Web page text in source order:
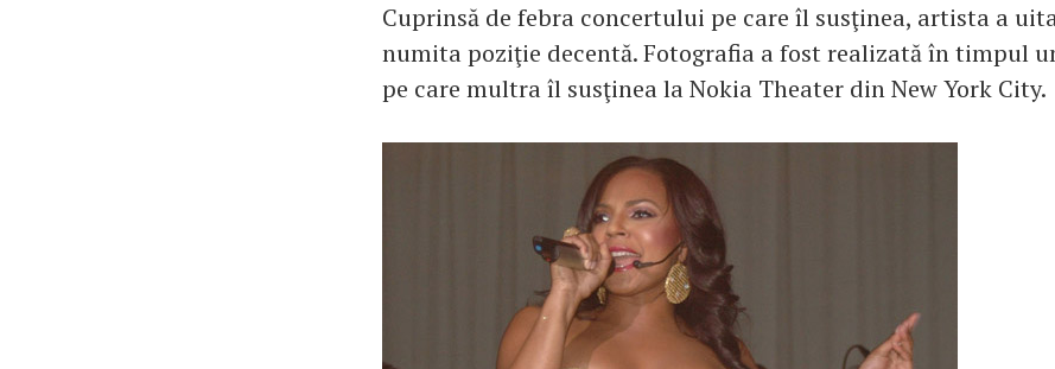
Cuprinsă de febra concertului pe care îl susţinea, artista a
numita poziţie decentă. Fotografia a fost realizată în timpul
pe care multra îl susţinea la Nokia Theater din New York City.